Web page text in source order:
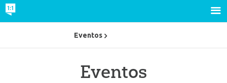
Eventos
Eventos